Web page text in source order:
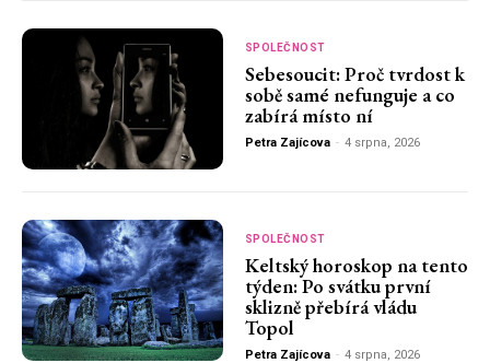
SPOLEČNOST
Sebesoucit: Proč tvrdost k
sobě samé nefunguje a co
zabírá místo ní
Petra Zajícova - 4 srpna, 2026
SPOLEČNOST
Keltský horoskop na tento
týden: Po svátku první
sklizně přebírá vládu
Topol
Petra Zajícova - 4 srpna, 2026